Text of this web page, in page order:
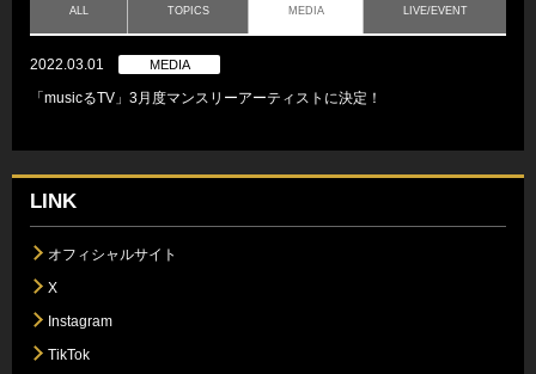
ALL TOPICS MEDIA LIVE/EVENT
2022.03.01 MEDIA
「musicるTV」3月度マンスリーアーティストに決定！
LINK
オフィシャルサイト
X
Instagram
TikTok